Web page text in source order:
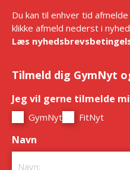
Du kan til enhver tid
klikke afmeld nederst i
Læs
Tilmeld dig GymNyt
Jeg vil gerne tilmelde
GymNyt FitNyt
Navn